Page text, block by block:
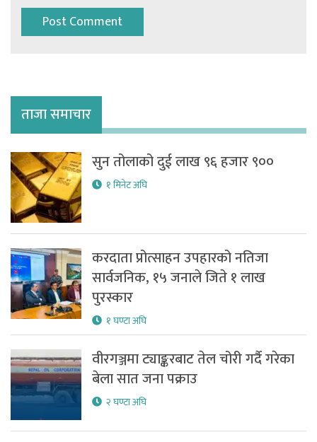
ताजा समाचार
सुन तोलाको दुई लाख ९६ हजार ९००
१ मिनेट अघि
करदाता प्रोत्साहन उपहारको नतिजा
सार्वजनिक, १५ जनाले जिते १ लाख
पुरस्कार
१ घण्टा अघि
वीरगञ्जमा ट्याङ्करबाट तेल चोरी गर्दै गरेका
बेला सात जना पक्राउ
२ घण्टा अघि